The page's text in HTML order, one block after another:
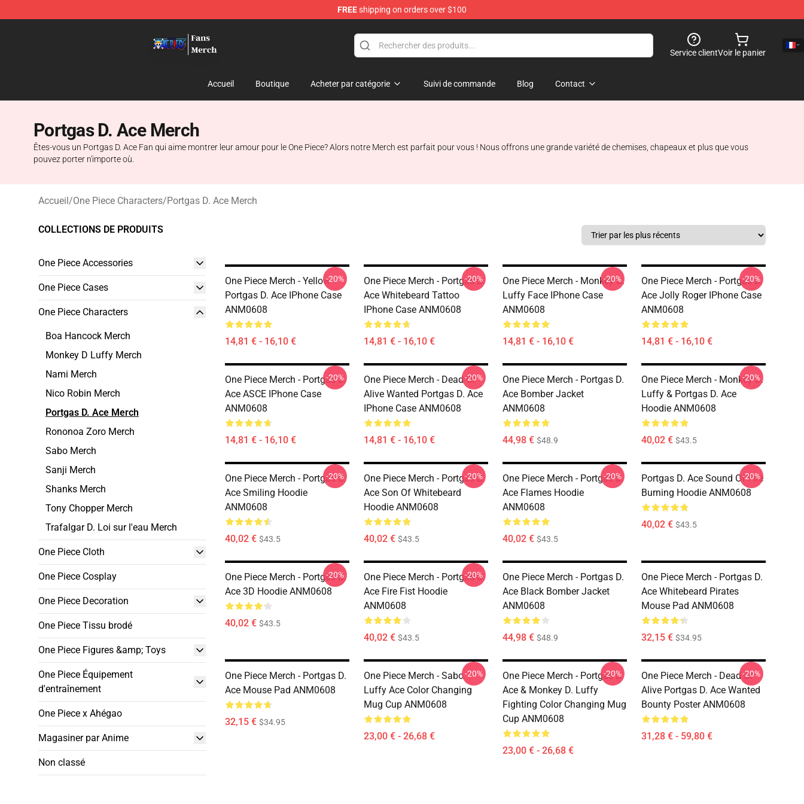
FREEshipping on orders over $100
Service clientVoir le panier
Accueil Boutique Acheter par catégorie Suivi de commande Blog Contact
Portgas D. Ace Merch
Êtes-vous un Portgas D. Ace Fan qui aime montrer leur amour pour le One Piece? Alors notre Merch est parfait pour vous ! Nous offrons une grande variété de chemises, chapeaux et plus que vous
pouvez porter n'importe où.
Accueil/One Piece Characters/Portgas D. Ace Merch
COLLECTIONS DE PRODUITS
One Piece Accessories
One Piece Cases
One Piece Characters
Boa Hancock Merch
Monkey D Luffy Merch
Nami Merch
Nico Robin Merch
Portgas D. Ace Merch
Rononoa Zoro Merch
Sabo Merch
Sanji Merch
Shanks Merch
Tony Chopper Merch
Trafalgar D. Loi sur l'eau Merch
One Piece Cloth
One Piece Cosplay
One Piece Decoration
One Piece Tissu brodé
One Piece Figures &amp; Toys
One Piece Équipement
d'entraînement
One Piece x Ahégao
Magasiner par Anime
Non classé
One Piece Merch - Yellow
Portgas D. Ace IPhone Case
ANM0608
14,81 € - 16,10 €
-20%
One Piece Merch - Portgas D.
Ace Whitebeard Tattoo
IPhone Case ANM0608
14,81 € - 16,10 €
-20%
One Piece Merch - Monkey D.
Luffy Face IPhone Case
ANM0608
14,81 € - 16,10 €
-20%
One Piece Merch - Portgas D.
Ace Jolly Roger IPhone Case
ANM0608
14,81 € - 16,10 €
-20%
One Piece Merch - Portgas D.
Ace ASCE IPhone Case
ANM0608
14,81 € - 16,10 €
-20%
One Piece Merch - Dead Or
Alive Wanted Portgas D. Ace
IPhone Case ANM0608
14,81 € - 16,10 €
-20%
One Piece Merch - Portgas D.
Ace Bomber Jacket
ANM0608
44,98 € $48.9
One Piece Merch - Monkey D.
Luffy & Portgas D. Ace
Hoodie ANM0608
40,02 € $43.5
-20%
One Piece Merch - Portgas D.
Ace Smiling Hoodie
ANM0608
40,02 € $43.5
-20%
One Piece Merch - Portgas D.
Ace Son Of Whitebeard
Hoodie ANM0608
40,02 € $43.5
-20%
One Piece Merch - Portgas D.
Ace Flames Hoodie
ANM0608
40,02 € $43.5
-20%
Portgas D. Ace Sound Of Fire
Burning Hoodie ANM0608
40,02 € $43.5
-20%
One Piece Merch - Portgas D.
Ace 3D Hoodie ANM0608
40,02 € $43.5
-20%
One Piece Merch - Portgas D.
Ace Fire Fist Hoodie
ANM0608
40,02 € $43.5
-20%
One Piece Merch - Portgas D.
Ace Black Bomber Jacket
ANM0608
44,98 € $48.9
One Piece Merch - Portgas D.
Ace Whitebeard Pirates
Mouse Pad ANM0608
32,15 € $34.95
One Piece Merch - Portgas D.
Ace Mouse Pad ANM0608
32,15 € $34.95
One Piece Merch - Sabo
Luffy Ace Color Changing
Mug Cup ANM0608
23,00 € - 26,68 €
-20%
One Piece Merch - Portgas D.
Ace & Monkey D. Luffy
Fighting Color Changing Mug
Cup ANM0608
23,00 € - 26,68 €
-20%
One Piece Merch - Dead Or
Alive Portgas D. Ace Wanted
Bounty Poster ANM0608
31,28 € - 59,80 €
-20%